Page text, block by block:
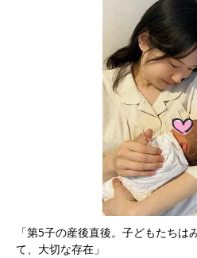
「第5子の産後直後。子どもたちは
て、大切な存在」